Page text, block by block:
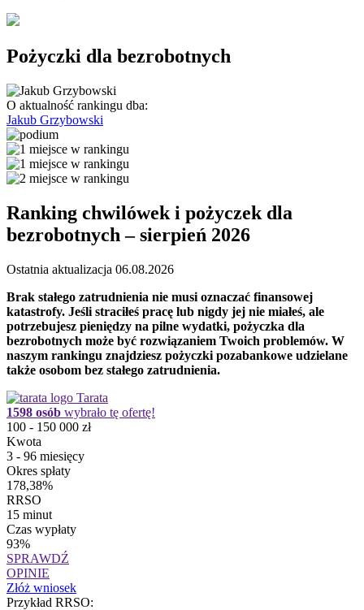
Pożyczki dla bezrobotnych
O aktualność rankingu dba:
Jakub Grzybowski
Ranking chwilówek i pożyczek dla
bezrobotnych – sierpień 2026
Ostatnia aktualizacja 06.08.2026
Brak stałego zatrudnienia nie musi oznaczać finansowej
katastrofy. Jeśli straciłeś pracę lub nigdy jej nie miałeś, ale
potrzebujesz pieniędzy na pilne wydatki, pożyczka dla
bezrobotnych może być rozwiązaniem Twoich problemów. W
naszym rankingu znajdziesz pożyczki pozabankowe udzielane
także osobom bez stałego zatrudnienia.
Tarata
1598 osób wybrało tę ofertę!
100 - 150 000 zł
Kwota
3 - 96 miesięcy
Okres spłaty
178,38%
RRSO
15 minut
Czas wypłaty
93%
SPRAWDŹ
OPINIE
Złóż wniosek
Przykład RRSO: